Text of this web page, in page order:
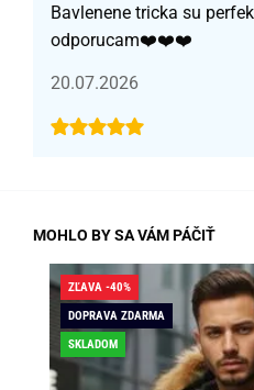
Bavlenene tricka su
odporucam❤️❤️❤️
20.07.2026
MOHLO BY SA VÁM PÁČIŤ
ZĽAVA -40%
DOPRAVA ZDARMA
SKLADOM